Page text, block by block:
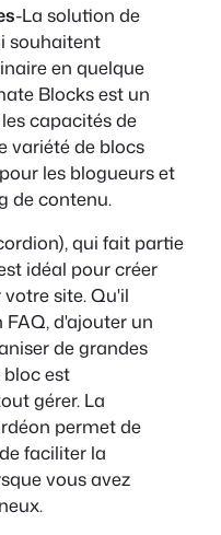
-La solution de
souhaitent
en quelque
Blocks est un
capacités de
variété de blocs
les blogueurs et
de contenu.
qui fait partie
idéal pour créer
site. Qu'il
FAQ, d'ajouter un
de grandes
est
gérer. La
permet de
faciliter la
vous avez